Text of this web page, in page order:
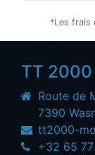
*Les frais
TT 2000
Route de
7390
tt2000-
+32 65